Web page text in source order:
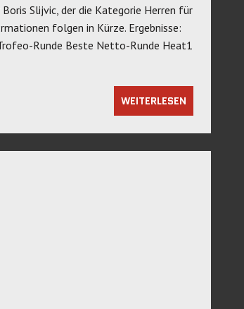
Slijvic, der die Kategorie Herren für
folgen in Kürze. Ergebnisse:
Runde Beste Netto-Runde Heat1
WEITERLESEN